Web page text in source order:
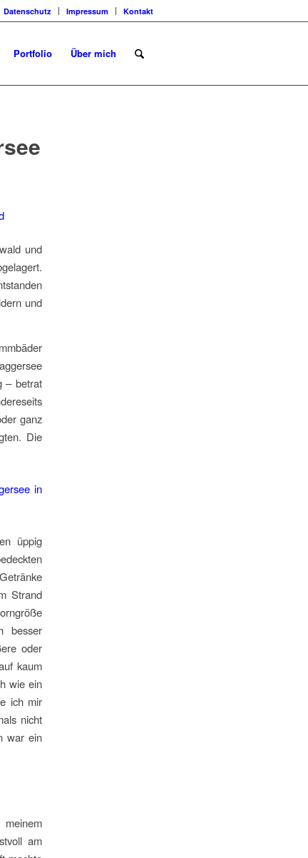
Datenschutz Impressum Kontakt
Portfolio Über mich
und
und
– betrat
ganz
Die
üppig
Strand
besser
oder
kaum
wie ein
ich mir
nicht
war ein
am